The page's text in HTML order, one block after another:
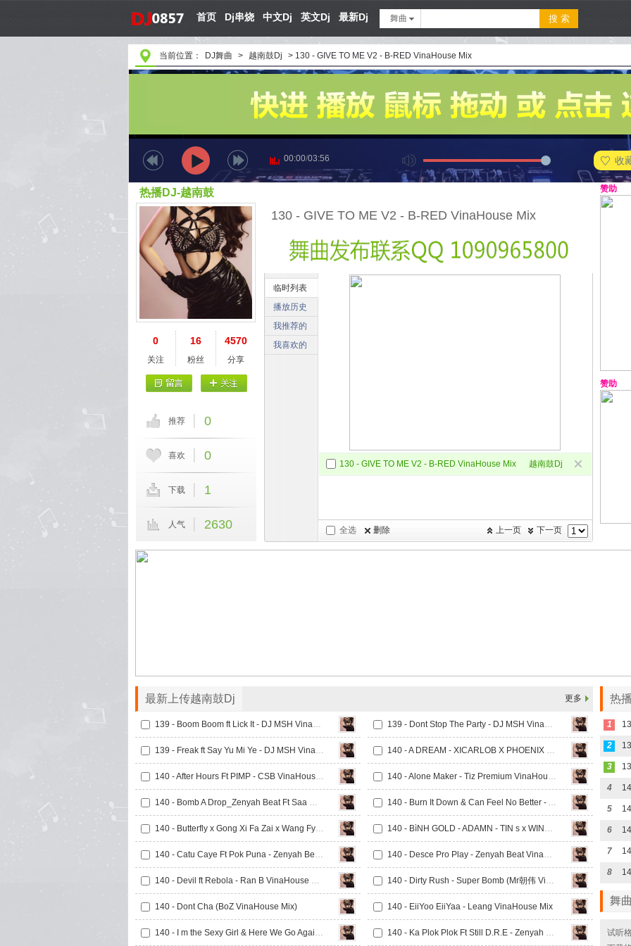
首页 Dj串烧 中文Dj 英文Dj 最新Dj 舞曲
当前位置： DJ舞曲 > 越南鼓Dj > 130 - GIVE TO ME V2 - B-RED VinaHouse Mix
收
00:00/03:56
130 - GIVE TO ME V2 - B-RED VinaHouse Mix
临时列表
播放历史
我推荐的
我喜欢的
130 - GIVE TO ME V2 - B-RED VinaHouse Mix 越南鼓Dj
全选 删除 下一页
上一页
热播DJ-越南鼓
0
关注
16
粉丝
4570
分享
推荐 0
喜欢 0
下载 1
人气 2630
赞助
赞助
最新上传越南鼓Dj 更多
139 - Boom Boom ft Lick It - DJ MSH VinaHouse Mix 139 - Dont Stop The Party - DJ MSH VinaHouse Mix
139 - Freak ft Say Yu Mi Ye - DJ MSH VinaHouse Mix 140 - A DREAM - XICARLOB X PHOENIX VinaHouse Mix
140 - After Hours Ft PIMP - CSB VinaHouse Mix 140 - Alone Maker - Tiz Premium VinaHouse Mix
140 - Bomb A Drop_Zenyah Beat Ft Saa Minxee Ft Family Bass VinaHouse Mix 140 - Burn It Down & Can Feel No Better - ARS VinaHouse Mix
140 - Butterfly x Gong Xi Fa Zai x Wang Fy Hong - Rain BeNz VinaHouse Mix 140 - BìNH GOLD - ADAMN - TIN s x WIND VinaHouse Mix
140 - Catu Caye Ft Pok Puna - Zenyah Beat VinaHouse Mix 140 - Desce Pro Play - Zenyah Beat VinaHouse Mix
140 - Devil ft Rebola - Ran B VinaHouse Mix 140 - Dirty Rush - Super Bomb (Mr朝伟 VinaHouse Mix)
140 - Dont Cha (BoZ VinaHouse Mix) 140 - EiiYoo EiiYaa - Leang VinaHouse Mix
140 - I m the Sexy Girl & Here We Go Again - ARS VinaHouse Mix 140 - Ka Plok Plok Ft Still D.R.E - Zenyah Beat VinaHouse Mix
热
1
2
3
4
5
6
7
8
舞
试听